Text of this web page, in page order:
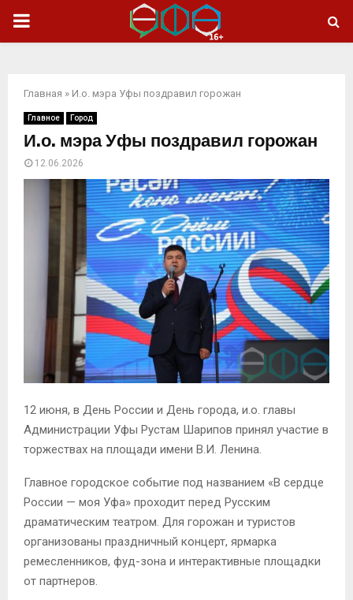
ОСНОВНОЕ
Главная » И.о. мэра Уфы поздравил горожан
Главное Город
И.о. мэра Уфы поздравил горожан
12.06.2026
12 июня, в День России и День города, и.о. главы
Администрации Уфы Рустам Шарипов принял участие в
торжествах на площади имени В.И. Ленина.
Главное городское событие под названием «В сердце
России — моя Уфа» проходит перед Русским
драматическим театром. Для горожан и туристов
организованы праздничный концерт, ярмарка
ремесленников, фуд-зона и интерактивные площадки
от партнеров.